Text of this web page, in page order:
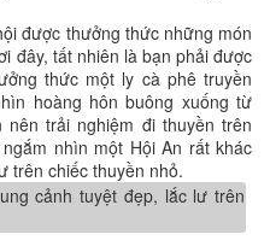
được thưởng thức những món
đây, tất nhiên là bạn phải được
thức một ly cà phê truyền
hoàng hôn buông xuống từ
trải nghiệm đi thuyền trên
nhìn một Hội An rất khác
trên chiếc thuyền nhỏ.